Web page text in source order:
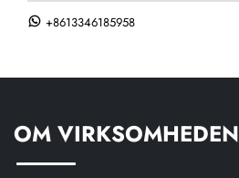
+8613346185958
OM VIRKSOMHEDEN